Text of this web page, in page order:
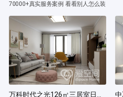
70000+真实服务案例 看看别人怎么装
万科时代之光126㎡三居室日式风装修案例